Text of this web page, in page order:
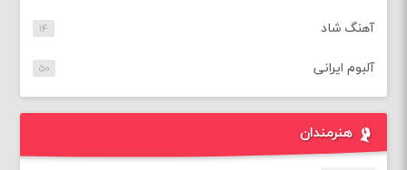
آهنگ شاد ۱۴
آلبوم ایرانی ۵۰
هنرمندان